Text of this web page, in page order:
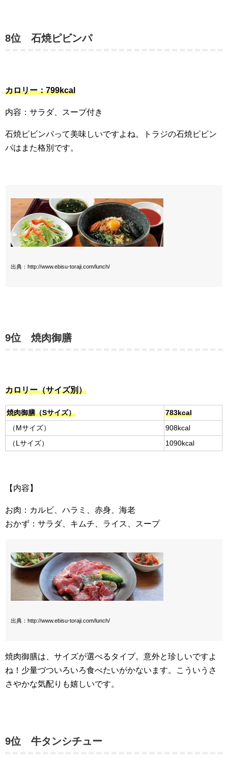
8位 石焼ピビンパ
カロリー：799kcal
内容：サラダ、スープ付き
石焼ピビンパって美味しいですよね。トラジの石焼ピビン
パはまた格別です。
出典：http://www.ebisu-toraji.com/lunch/
9位 焼肉御膳
カロリー（サイズ別）
焼肉御膳（Sサイズ）
783kcal
（Mサイズ）
908kcal
（Lサイズ）
1090kcal
【内容】
お肉：カルビ、ハラミ、赤身、海老
おかず：サラダ、キムチ、ライス、スープ
出典：http://www.ebisu-toraji.com/lunch/
焼肉御膳は、サイズが選べるタイプ。意外と珍しいですよ
ね！少量づついろいろ食べたいがかないます。こういうさ
さやかな気配りも嬉しいです。
9位 牛タンシチュー